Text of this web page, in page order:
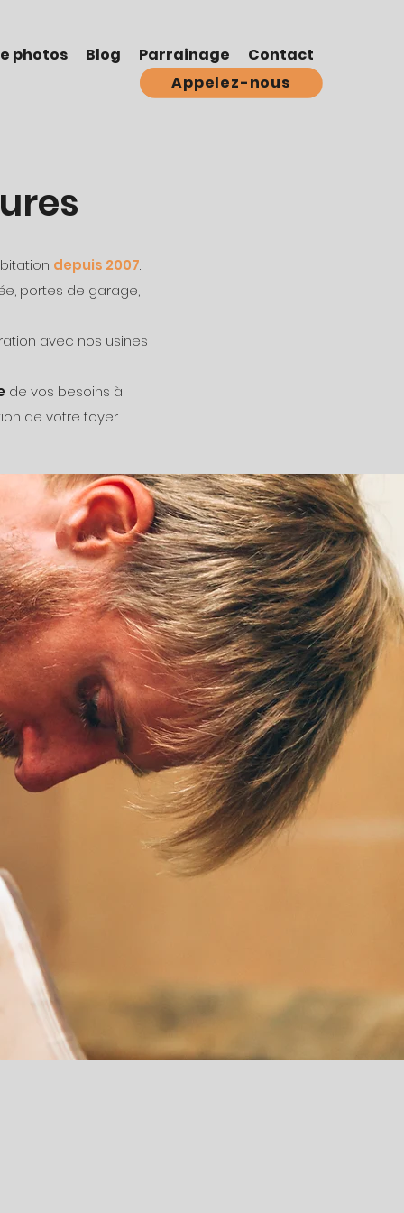
photos Blog Parrainage
Contact
Appelez-nous
depuis 2007.
portes de garage,
avec nos usines
de vos besoins à
de votre foyer.